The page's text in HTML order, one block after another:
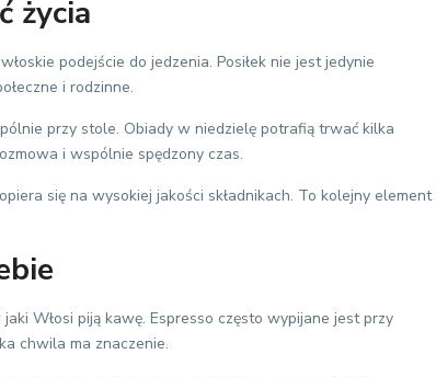
życia
podejście do jedzenia. Posiłek nie jest jedynie
i rodzinne.
przy stole. Obiady w niedzielę potrafią trwać kilka
i wspólnie spędzony czas.
się na wysokiej jakości składnikach. To kolejny element
Włosi piją kawę. Espresso często wypijane jest przy
chwila ma znaczenie.